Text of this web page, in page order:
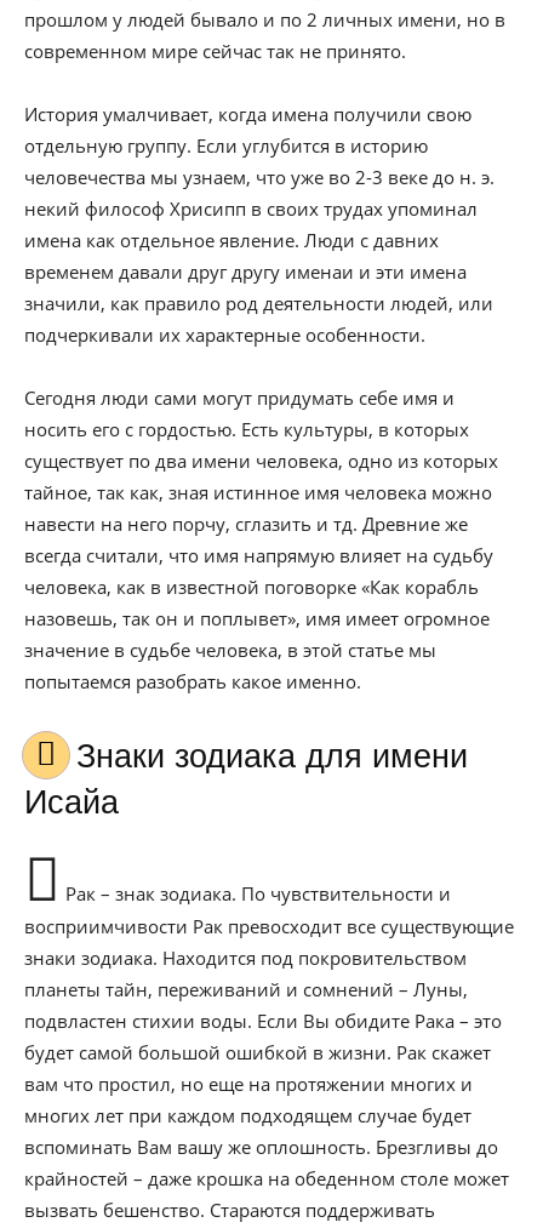
прошлом у людей бывало и по 2 личных имени, но в
современном мире сейчас так не принято.
История умалчивает, когда имена получили свою
отдельную группу. Если углубится в историю
человечества мы узнаем, что уже во 2-3 веке до н. э.
некий философ Хрисипп в своих трудах упоминал
имена как отдельное явление. Люди с давних
временем давали друг другу именаи и эти имена
значили, как правило род деятельности людей, или
подчеркивали их характерные особенности.
Сегодня люди сами могут придумать себе имя и
носить его с гордостью. Есть культуры, в которых
существует по два имени человека, одно из которых
тайное, так как, зная истинное имя человека можно
навести на него порчу, сглазить и тд. Древние же
всегда считали, что имя напрямую влияет на судьбу
человека, как в известной поговорке «Как корабль
назовешь, так он и поплывет», имя имеет огромное
значение в судьбе человека, в этой статье мы
попытаемся разобрать какое именно.
Знаки зодиака для имени
Исайа
Рак – знак зодиака. По чувствительности и
восприимчивости Рак превосходит все существующие
знаки зодиака. Находится под покровительством
планеты тайн, переживаний и сомнений – Луны,
подвластен стихии воды. Если Вы обидите Рака – это
будет самой большой ошибкой в жизни. Рак скажет
вам что простил, но еще на протяжении многих и
многих лет при каждом подходящем случае будет
вспоминать Вам вашу же оплошность. Брезгливы до
крайностей – даже крошка на обеденном столе может
вызвать бешенство. Стараются поддерживать